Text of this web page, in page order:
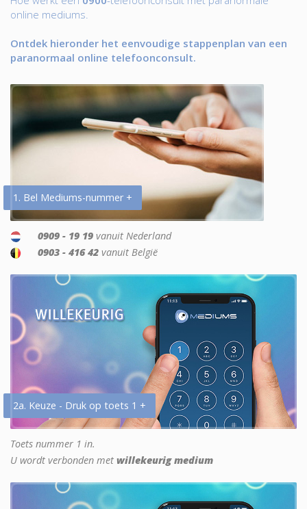
online mediums.
Ontdek hieronder het eenvoudige stappenplan van een
paranormaal online telefoonconsult.
1. Bel Mediums-nummer +
0909 - 19 19 vanuit Nederland
0903 - 416 42 vanuit België
2a. Keuze - Druk op toets 1 +
Toets nummer 1 in.
U wordt verbonden met willekeurig medium